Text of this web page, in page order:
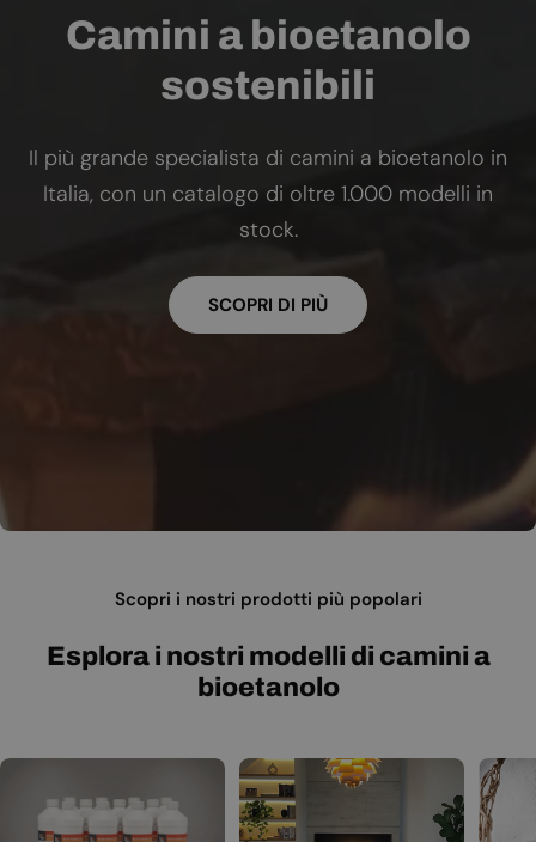
Camini a bioetanolo
sostenibili
Il più grande specialista di camini a bioetanolo in
Italia, con un catalogo di oltre 1.000 modelli in
stock.
SCOPRI DI PIÙ
Scopri i nostri prodotti più popolari
Esplora i nostri modelli di camini a
bioetanolo